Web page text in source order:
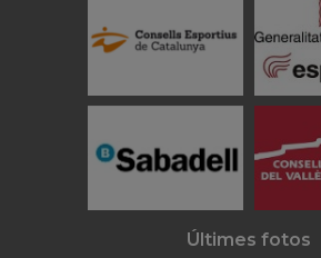
Últimes fotos